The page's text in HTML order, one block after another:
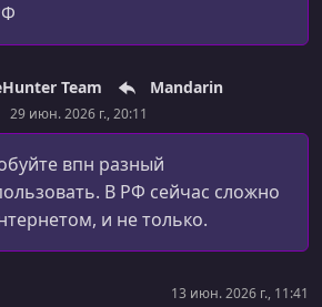
Team Mandarin
29 июн. 2026 г., 20:11
впн разный
В РФ сейчас сложно
и не только.
13 июн. 2026 г., 11:41